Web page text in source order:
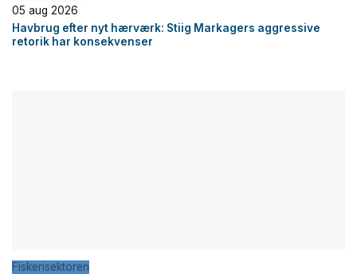
05 aug 2026
Havbrug efter nyt hærværk: Stiig Markagers aggressive
retorik har konsekvenser
Fiskerisektoren